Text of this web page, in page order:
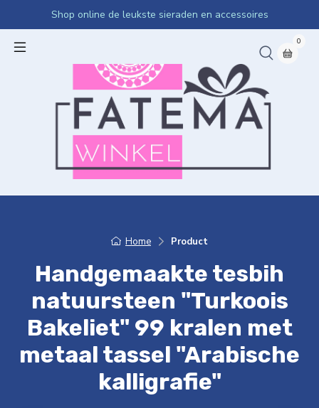
Shop online de leukste sieraden en accessoires
0
Home Product
Handgemaakte tesbih
natuursteen "Turkoois
Bakeliet" 99 kralen met
metaal tassel "Arabische
kalligrafie"